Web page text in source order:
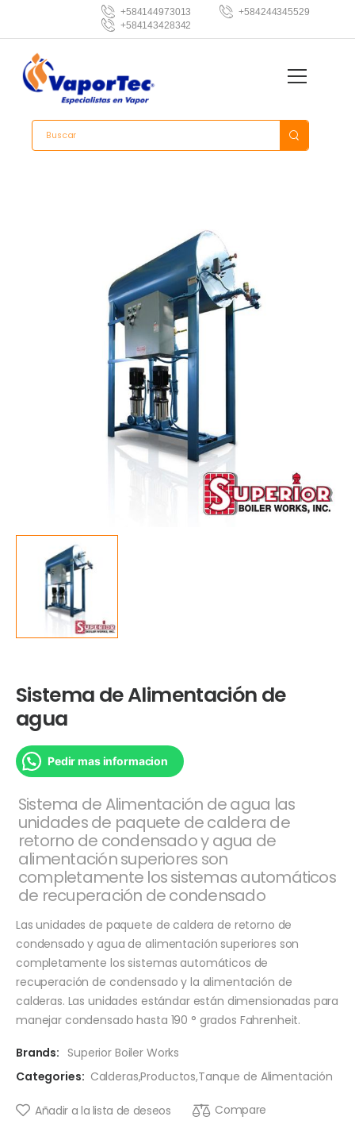
+584144973013
+584244345529
+584143428342
Sistema de Alimentación de
agua
Pedir mas informacion
Sistema de Alimentación de agua las
unidades de paquete de caldera de
retorno de condensado y agua de
alimentación superiores son
completamente los sistemas automáticos
de recuperación de condensado
Las unidades de paquete de caldera de retorno de
condensado y agua de alimentación superiores son
completamente los sistemas automáticos de
recuperación de condensado y la alimentación de
calderas. Las unidades estándar están dimensionadas para
manejar condensado hasta 190 ° grados Fahrenheit.
Brands: Superior Boiler Works
Categories: Calderas,Productos,Tanque de Alimentación
Añadir a la lista de deseos Compare